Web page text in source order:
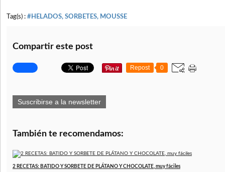
Tag(s) : #HELADOS, SORBETES, MOUSSE
Compartir este post
Repost 0
Suscribirse a la newsletter
También te recomendamos:
2 RECETAS: BATIDO Y SORBETE DE PLÁTANO Y CHOCOLATE, muy fáciles